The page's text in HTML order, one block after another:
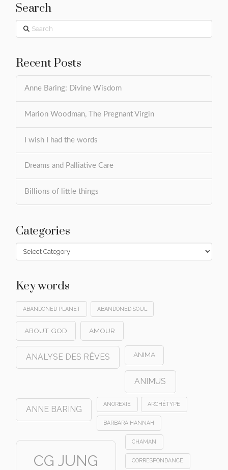
Search
Search
Recent Posts
Anne Baring: Divine Wisdom
Marion Woodman, The Pregnant Virgin
I wish I had the words
Dreams and Palliative Care
Billions of little things
Categories
Categories
Key words
ABANDONED PLANET ABANDONED SOUL
ABOUT GOD AMOUR
ANALYSE DES RÊVES ANIMA
ANIMUS
ANNE BARING
ANOREXIE ARCHÉTYPE
BARBARA HANNAH
CG JUNG
CHAMAN
CORRESPONDANCE